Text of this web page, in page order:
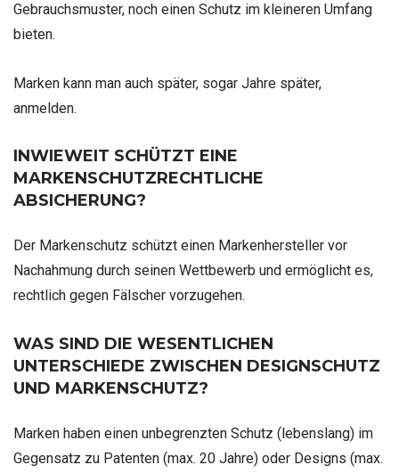
Gebrauchsmuster, noch einen Schutz im kleineren Umfang
bieten.
Marken kann man auch später, sogar Jahre später,
anmelden.
INWIEWEIT SCHÜTZT EINE
MARKENSCHUTZRECHTLICHE
ABSICHERUNG?
Der Markenschutz schützt einen Markenhersteller vor
Nachahmung durch seinen Wettbewerb und ermöglicht es,
rechtlich gegen Fälscher vorzugehen.
WAS SIND DIE WESENTLICHEN
UNTERSCHIEDE ZWISCHEN DESIGNSCHUTZ
UND MARKENSCHUTZ?
Marken haben einen unbegrenzten Schutz (lebenslang) im
Gegensatz zu Patenten (max. 20 Jahre) oder Designs (max.